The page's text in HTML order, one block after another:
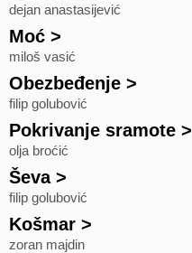
dejan anastasijević
Moć >
miloš vasić
Obezbeđenje >
filip golubović
Pokrivanje sramote >
olja broćić
Ševa>
filip golubović
Košmar >
zoran majdin